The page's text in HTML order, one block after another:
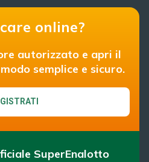
online?
autorizzato e apri il
semplice e sicuro.
SuperEnalotto